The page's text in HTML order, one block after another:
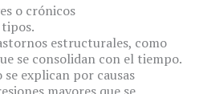
o crónicos
estructurales, como
se consolidan con el tiempo.
explican por causas
mayores que se